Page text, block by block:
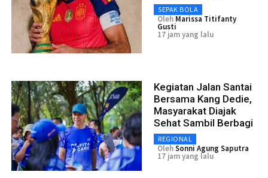
SEPAK BOLA
Oleh Marissa Titifanty
Gusti
17 jam yang lalu
Kegiatan Jalan Santai
Bersama Kang Dedie,
Masyarakat Diajak
Sehat Sambil Berbagi
REGIONAL
OlehSonni Agung Saputra
17 jam yang lalu